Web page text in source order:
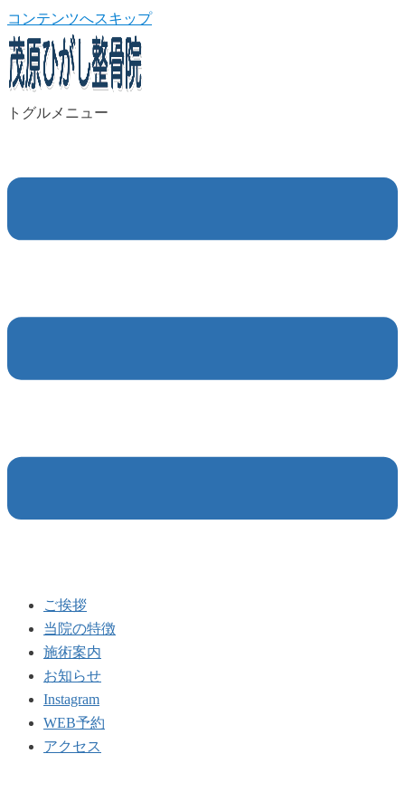
コンテンツへスキップ
トグルメニュー
ご挨拶
当院の特徴
施術案内
お知らせ
Instagram
WEB予約
アクセス